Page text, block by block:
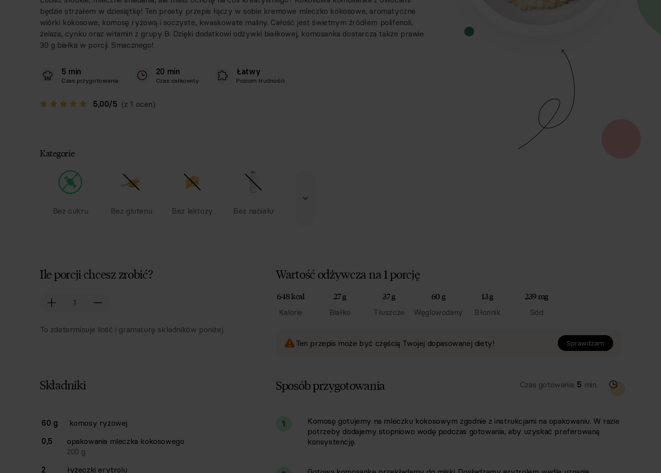
będzie strzałem w dziesiątkę! Ten prosty przepis łączy w sobie kremowe mleczko kokosowe, aromatyczne
wiórki kokosowe, komosę ryżową i soczyste, kwaskowate maliny. Całość jest świetnym źródłem polifenoli,
żelaza, cynku oraz witamin z grupy B. Dzięki dodatkowi odżywki białkowej, komosanka dostarcza także prawie
30 g białka w porcji. Smacznego!
5 min
Czas przygotowania
20 min
Czas całkowity
Łatwy
Poziom trudności
5,00/5 (z 1 ocen)
Kategorie
Bez cukru Bez glutenu Bez laktozy Bez nabiału
Ile porcji chcesz zrobić?
To zdeterminuje ilość i gramaturę składników poniżej.
Wartość odżywcza na 1 porcję
648 kcal
Kalorie
27 g
Białko
37 g
Tłuszcze
60 g
Węglowodany
13 g
Błonnik
239 mg
Sód
Ten przepis może być częścią Twojej dopasowanej diety! Sprawdzam
Składniki
Lista składników przepisu z ilościami i wagami
Ilość Składnik
60 g
komosy ryżowej
0,5
opakowania mleczka kokosowego
200 g
2
łyżeczki erytrolu
Sposób przygotowania Czas gotowania: 5 min.
1
Komosę gotujemy na mleczku kokosowym zgodnie z instrukcjami na opakowaniu. W razie
potrzeby dodajemy stopniowo wodę podczas gotowania, aby uzyskać preferowaną
konsystencję.